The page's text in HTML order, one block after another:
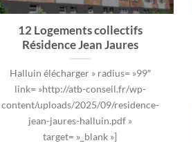
12 Logements collectifs
Résidence Jean Jaures
Halluin élécharger » radius= »99″
link= »http://atb-conseil.fr/wp-
content/uploads/2025/09/residence-
jean-jaures-halluin.pdf »
target= »_blank »]